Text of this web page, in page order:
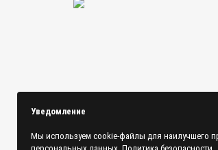
Уведомление
Мы используем cookie-файлы для наилучшего